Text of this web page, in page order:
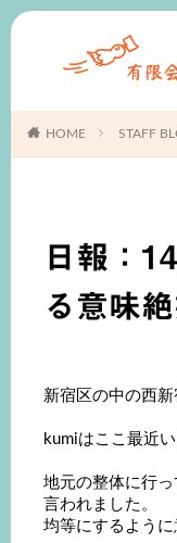
HOME STAFF
日報：
る意味
新宿区の中の西新
kumiはここ最近
地元の整体に行
言われました。
均等にするように